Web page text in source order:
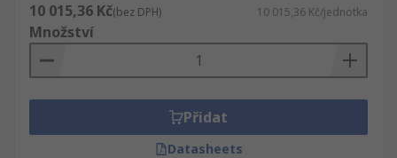
10 015,36 Kč(bez DPH) 10 015,36 Kč/jednotka
Množství
Přidat
Datasheets